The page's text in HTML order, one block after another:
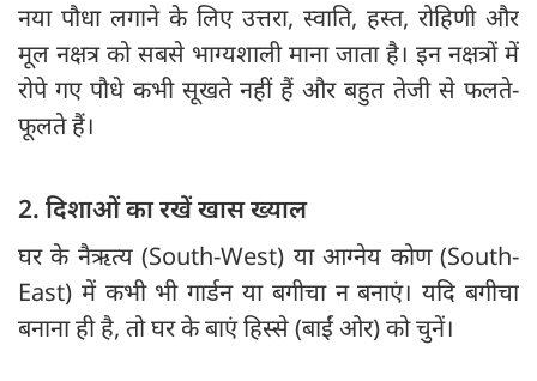
नया पौधा लगाने के लिए उत्तरा, स्वाति, हस्त, रोहिणी और
मूल नक्षत्र को सबसे भाग्यशाली माना जाता है। इन नक्षत्रों में
रोपे गए पौधे कभी सूखते नहीं हैं और बहुत तेजी से फलते-
फूलते हैं।
2. दिशाओं का रखें खास ख्याल
घर के नैऋत्य (South-West) या आग्नेय कोण (South-
East) में कभी भी गार्डन या बगीचा न बनाएं। यदि बगीचा
बनाना ही है, तो घर के बाएं हिस्से (बाईं ओर) को चुनें।